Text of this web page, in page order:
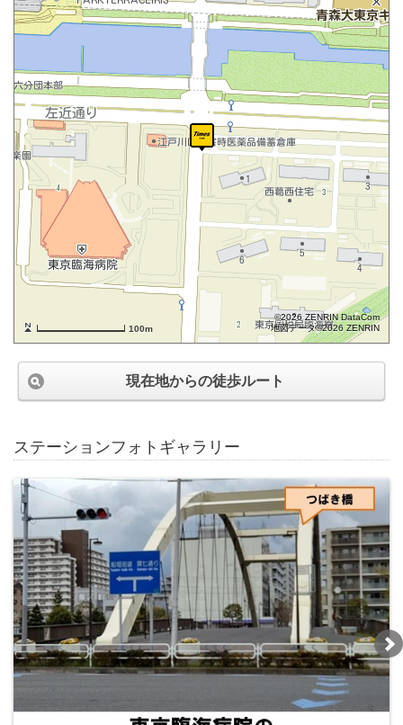
100m
©2026 ZENRIN DataCom
地図データ©2026 ZENRIN
現在地からの徒歩ルート
ステーションフォトギャラリー